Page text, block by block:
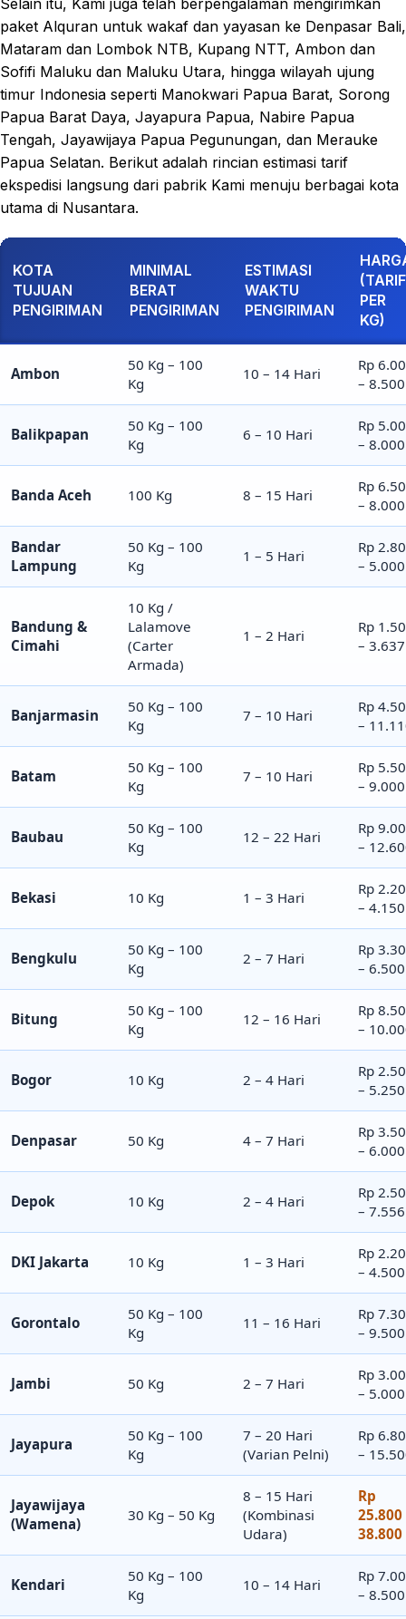
Selain itu, Kami juga telah berpengalaman mengirimkan
paket Alquran untuk wakaf dan yayasan ke Denpasar Bali,
Mataram dan Lombok NTB, Kupang NTT, Ambon dan
Sofifi Maluku dan Maluku Utara, hingga wilayah ujung
timur Indonesia seperti Manokwari Papua Barat, Sorong
Papua Barat Daya, Jayapura Papua, Nabire Papua
Tengah, Jayawijaya Papua Pegunungan, dan Merauke
Papua Selatan. Berikut adalah rincian estimasi tarif
ekspedisi langsung dari pabrik Kami menuju berbagai kota
utama di Nusantara.
KOTA
TUJUAN
PENGIRIMAN
MINIMAL
BERAT
PENGIRIMAN
ESTIMASI
WAKTU
PENGIRIMAN
(TARIF
PER
KG)
Ambon
50 Kg – 100
Kg
10 – 14 Hari
Rp
– 8.500
Balikpapan
50 Kg – 100
Kg
6 – 10 Hari
Rp
– 8.000
Banda Aceh 100 Kg 8 – 15 Hari
Rp
– 8.000
Bandar
Lampung
50 Kg – 100
Kg
1 – 5 Hari
Rp
– 5.000
Bandung &
Cimahi
10 Kg /
Lalamove
(Carter
Armada)
1 – 2 Hari
Rp
– 3.637
Banjarmasin
50 Kg – 100
Kg
7 – 10 Hari
Rp
–
Batam
50 Kg – 100
Kg
7 – 10 Hari
Rp
– 9.000
Baubau
50 Kg – 100
Kg
12 – 22 Hari
Rp
–
Bekasi 10 Kg 1 – 3 Hari
Rp
– 4.150
Bengkulu
50 Kg – 100
Kg
2 – 7 Hari
Rp
– 6.500
Bitung
50 Kg – 100
Kg
12 – 16 Hari
Rp
–
Bogor 10 Kg 2 – 4 Hari
Rp
– 5.250
Denpasar 50 Kg 4 – 7 Hari
Rp
– 6.000
Depok 10 Kg 2 – 4 Hari
Rp
– 7.556
DKI Jakarta 10 Kg 1 – 3 Hari
Rp
– 4.500
Gorontalo
50 Kg – 100
Kg
11 – 16 Hari
Rp
– 9.500
Jambi 50 Kg 2 – 7 Hari
Rp
– 5.000
Jayapura
50 Kg – 100
Kg
7 – 20 Hari
(Varian Pelni)
Rp
–
Jayawijaya
(Wamena)
30 Kg – 50 Kg
8 – 15 Hari
(Kombinasi
Udara)
Rp
25.800
38.800
Kendari
50 Kg – 100
Kg
10 – 14 Hari
Rp
– 8.500